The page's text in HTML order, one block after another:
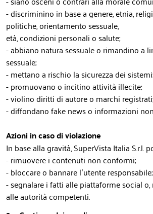
- discriminino in base a genere, etnia,
politiche, orientamento sessuale,
età, condizioni personali o salute;
- abbiano natura sessuale o rimandino a
sessuale;
- mettano a rischio la sicurezza dei sistemi;
- promuovano o incitino attività illecite;
- violino diritti di autore o marchi registrati;
- diffondano fake news o informazioni
Azioni in caso di violazione
In base alla gravità, SuperVista Italia S.r.l.
- rimuovere i contenuti non conformi;
- bloccare o bannare l’utente responsabile;
- segnalare i fatti alle piattaforme social
alle autorità competenti.